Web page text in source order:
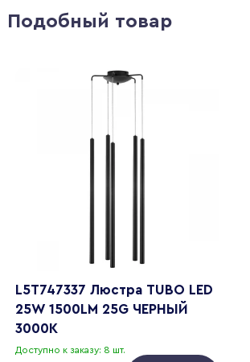
Подобный товар
L5T747337 Люстра TUBO LED
25W 1500LM 25G ЧЕРНЫЙ
3000K
Доступно к заказу: 8 шт.